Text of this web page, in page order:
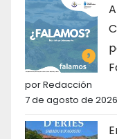
por Redacción
7 de agosto de 2026